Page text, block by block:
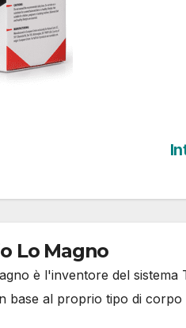
Lo Magno
è l'inventore del
base al proprio tipo di